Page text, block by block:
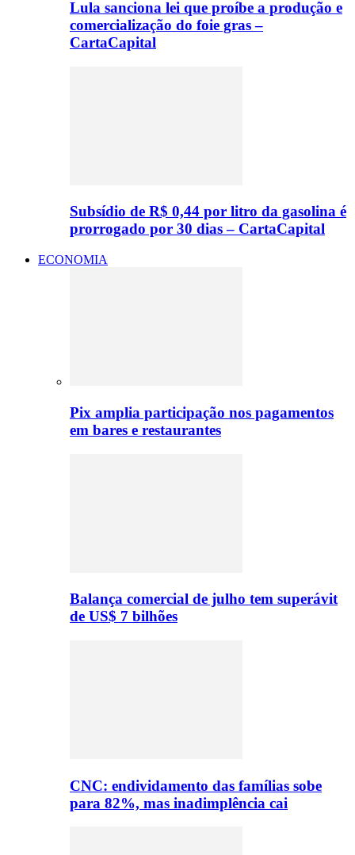
Lula sanciona lei que proíbe a produção e
comercialização do foie gras –
CartaCapital
Subsídio de R$ 0,44 por litro da gasolina é
prorrogado por 30 dias – CartaCapital
ECONOMIA
Pix amplia participação nos pagamentos
em bares e restaurantes
Balança comercial de julho tem superávit
de US$ 7 bilhões
CNC: endividamento das famílias sobe
para 82%, mas inadimplência cai